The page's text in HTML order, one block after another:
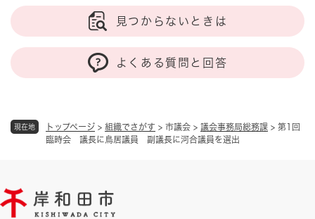
現在地 トップページ > 組織でさがす > 市議会 > 議会事務局総務課 > 第1回
臨時会 議長に鳥居議員 副議長に河合議員を選出
見つからないときは
よくある質問と回答